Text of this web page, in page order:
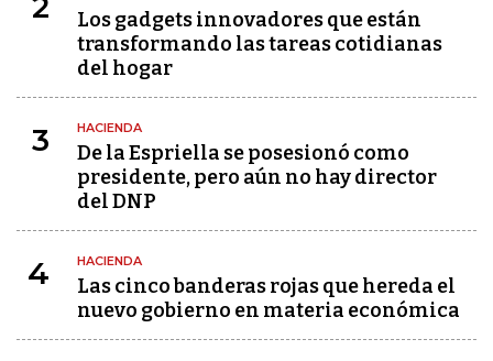
Los gadgets innovadores que están
transformando las tareas cotidianas
del hogar
3 HACIENDA
De la Espriella se posesionó como
presidente, pero aún no hay director
del DNP
4 HACIENDA
Las cinco banderas rojas que hereda el
nuevo gobierno en materia económica